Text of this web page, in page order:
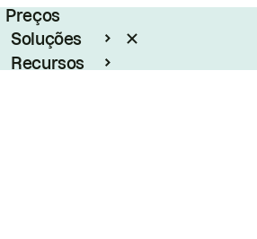
Preços
Soluções
Recursos